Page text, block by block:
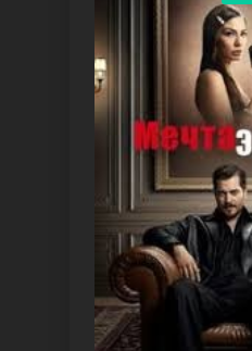
Ветреный холм